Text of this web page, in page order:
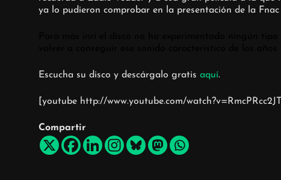
ya lo pudieron comprobar en la presentación de la
Escucha su disco y descárgalo gratis aquí.
[youtube http://www.youtube.com/
Compartir